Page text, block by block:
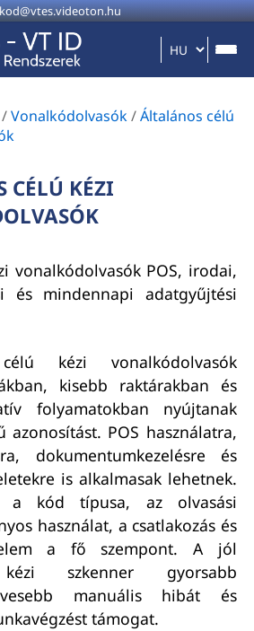
/Vonalkódolvasók/Általános célú
CÉLÚ KÉZI
vonalkódolvasók POS, irodai,
és mindennapi adatgyűjtési
kézi vonalkódolvasók
kisebb raktárakban és
folyamatokban nyújtanak
azonosítást. POS használatra,
dokumentumkezelésre és
is alkalmasak lehetnek.
a kód típusa, az olvasási
használat, a csatlakozás és
a fő szempont. A jól
kézi szkenner gyorsabb
manuális hibát és
támogat.